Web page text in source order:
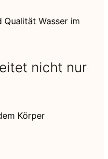
Wasser im
nicht nur
Körper